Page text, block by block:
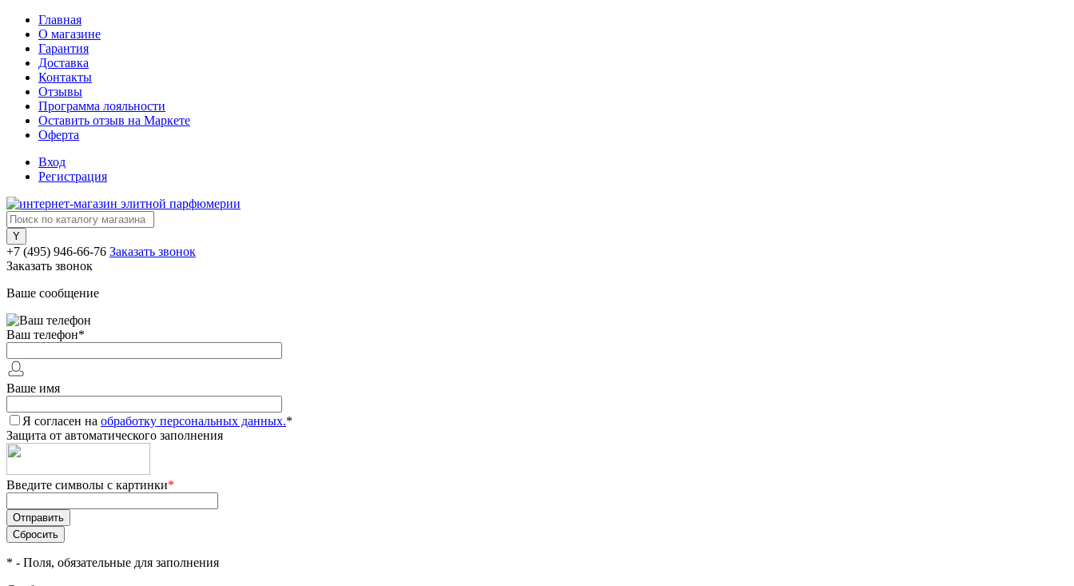
Главная
О магазине
Гарантия
Доставка
Контакты
Отзывы
Программа лояльности
Оставить отзыв на Маркете
Оферта
Вход
Регистрация
+7 (495) 946-66-76 Заказать звонок
Заказать звонок
Ваше сообщение
Ваш телефон*
Ваше имя
Я согласен на обработку персональных данных.*
Защита от автоматического заполнения
Введите символы с картинки*
* - Поля, обязательные для заполнения